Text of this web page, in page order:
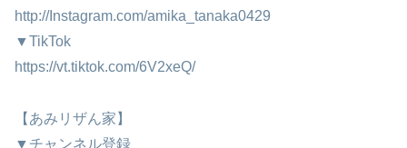
http://Instagram.com/amika_tanaka0429
▼TikTok
https://vt.tiktok.com/6V2xeQ/
【あみリザん家】
▼チャンネル登録